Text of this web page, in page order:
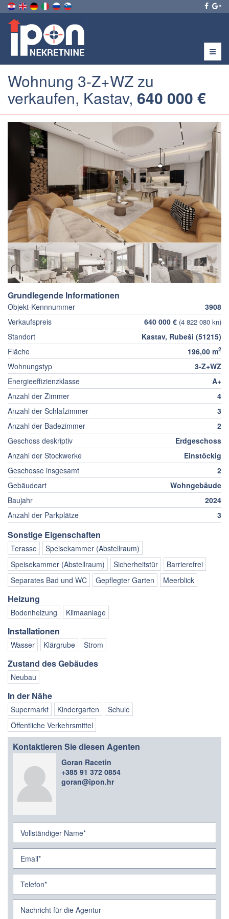
Menu
Wohnung 3-Z+WZ zu
verkaufen, Kastav, 640 000 €
Grundlegende Informationen
Objekt-Kennnummer
3908
Verkaufspreis
640 000 € (4 822 080 kn)
Standort
Kastav, Rubeši (51215)
Fläche
196,00 m2
Wohnungstyp
3-Z+WZ
Energieeffizienzklasse
A+
Anzahl der Zimmer
4
Anzahl der Schlafzimmer
3
Anzahl der Badezimmer
2
Geschoss deskriptiv
Erdgeschoss
Anzahl der Stockwerke
Einstöckig
Geschosse insgesamt
2
Gebäudeart
Wohngebäude
Baujahr
2024
Anzahl der Parkplätze
3
Sonstige Eigenschaften
Terasse
Speisekammer (Abstellraum)
Speisekammer (Abstellraum)
Sicherheitstür
Barrierefrei
Separates Bad und WC
Gepflegter Garten Meerblick
Heizung
Bodenheizung Klimaanlage
Installationen
Wasser Klärgrube Strom
Zustand des Gebäudes
Neubau
In der Nähe
Supermarkt Kindergarten
Schule
Öffentliche Verkehrsmittel
Kontaktieren Sie diesen Agenten
Goran Racetin
+385 91 372 0854
goran@ipon.hr